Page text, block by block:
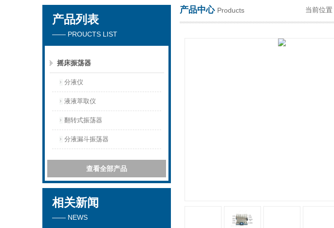
杭州川一实验仪器有限公司
产品列表
—— PROUCTS LIST
摇床振荡器
分液仪
液液萃取仪
翻转式振荡器
分液漏斗振荡器
查看全部产品
相关新闻
—— NEWS
产品中心 Products 当前位置